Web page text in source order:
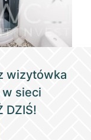
wizytówka
sieci
DZIŚ!